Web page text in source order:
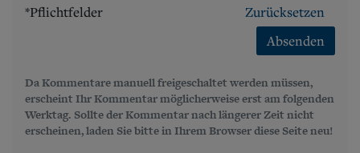
*Pflichtfelder
Zurücksetzen
Absenden
Da Kommentare manuell freigeschaltet werden müssen,
erscheint Ihr Kommentar möglicherweise erst am folgenden
Werktag. Sollte der Kommentar nach längerer Zeit nicht
erscheinen, laden Sie bitte in Ihrem Browser diese Seite neu!